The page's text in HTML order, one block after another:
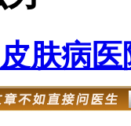
肤病医